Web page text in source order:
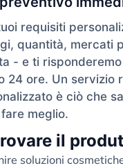
requisiti
quantità, mercati
- e ti
24 ore. Un servizio
è ciò che
fare meglio.
il
soluzioni